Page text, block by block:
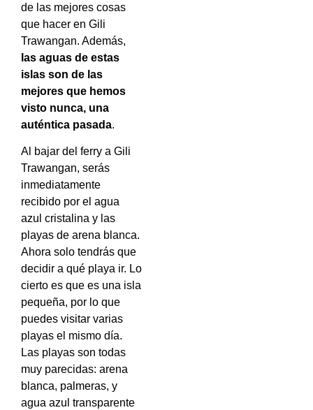
de las mejores cosas
que hacer en Gili
Trawangan. Además,
las aguas de estas
islas son de las
mejores que hemos
visto nunca, una
auténtica pasada.
Al bajar del ferry a Gili
Trawangan, serás
inmediatamente
recibido por el agua
azul cristalina y las
playas de arena blanca.
Ahora solo tendrás que
decidir a qué playa ir. Lo
cierto es que es una isla
pequeña, por lo que
puedes visitar varias
playas el mismo día.
Las playas son todas
muy parecidas: arena
blanca, palmeras, y
agua azul transparente